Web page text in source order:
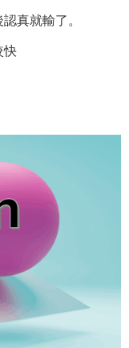
真就輸了。
快